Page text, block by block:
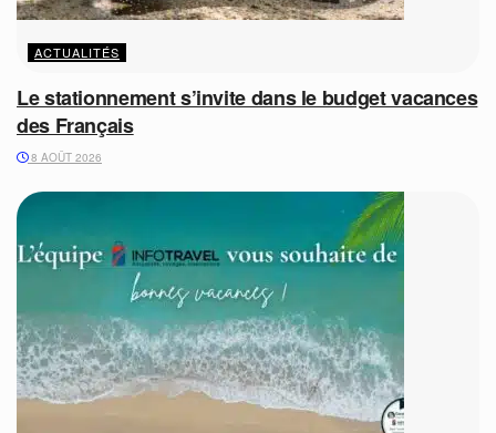
ACTUALITÉS
Le stationnement s’invite dans le budget vacances
des Français
8 AOÛT 2026